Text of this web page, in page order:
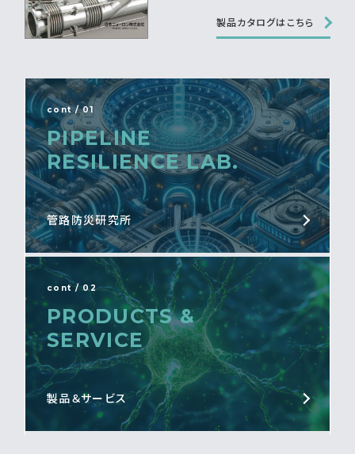
製品カタログはこちら
cont / 01
PIPELINE
RESILIENCE LAB.
管路防災研究所
cont / 02
PRODUCTS &
SERVICE
製品＆サービス